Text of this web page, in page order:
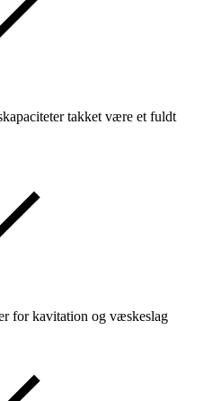
takket være et fuldt
for kavitation og væskeslag